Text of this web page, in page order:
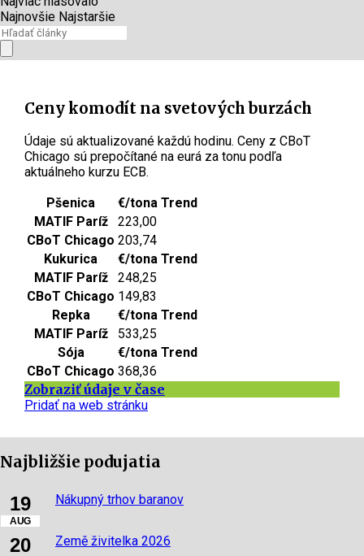
Najnovšie Najstaršie
Ceny komodít na svetových burzách
Údaje sú aktualizované každú hodinu. Ceny z CBoT
Chicago sú prepočítané na eurá za tonu podľa
aktuálneho kurzu ECB.
Pšenica
€/tona Trend
MATIF Paríž
223,00
CBoT Chicago 203,74
Kukurica
€/tona Trend
MATIF Paríž
248,25
CBoT Chicago 149,83
Repka
€/tona Trend
MATIF Paríž
533,25
Sója
€/tona Trend
CBoT Chicago 368,36
Zobraziť údaje v čase
Pridať na web stránku
Najbližšie podujatia
19
AUG
Nákupný trhov baranov
20 Země živitelka 2026